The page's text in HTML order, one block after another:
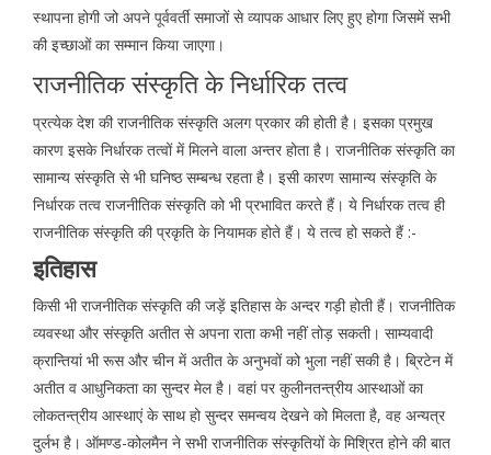
स्थापना होगी जो अपने पूर्ववर्ती समाजों से व्यापक आधार लिए हुए होगा जिसमें सभी
की इच्छाओं का सम्मान किया जाएगा।
राजनीतिक संस्कृति के निर्धारिक तत्व
प्रत्येक देश की राजनीतिक संस्कृति अलग प्रकार की होती है। इसका प्रमुख
कारण इसके निर्धारक तत्वों में मिलने वाला अन्तर होता है। राजनीतिक संस्कृति का
सामान्य संस्कृति से भी घनिष्ठ सम्बन्ध रहता है। इसी कारण सामान्य संस्कृति के
निर्धारक तत्व राजनीतिक संस्कृति को भी प्रभावित करते हैं। ये निर्धारक तत्व ही
राजनीतिक संस्कृति की प्रकृति के नियामक होते हैं। ये तत्व हो सकते हैं :-
इतिहास
किसी भी राजनीतिक संस्कृति की जड़ें इतिहास के अन्दर गड़ी होती हैं। राजनीतिक
व्यवस्था और संस्कृति अतीत से अपना राता कभी नहीं तोड़ सकती। साम्यवादी
क्रान्तियां भी रूस और चीन में अतीत के अनुभवों को भुला नहीं सकी है। ब्रिटेन में
अतीत व आधुनिकता का सुन्दर मेल है। वहां पर कुलीनतन्त्रीय आस्थाओं का
लोकतन्त्रीय आस्थाएं के साथ हो सुन्दर समन्वय देखने को मिलता है, वह अन्यत्र
दुर्लभ है। ऑमण्ड-कोलमैन ने सभी राजनीतिक संस्कृतियों के मिश्रित होने की बात